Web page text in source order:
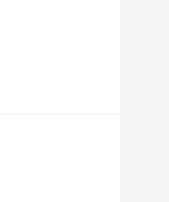
von Maja Lunde (Hörbuch)